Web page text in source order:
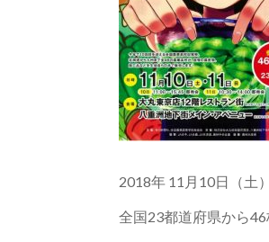
2018年 11月10日（土
全国23都道府県から